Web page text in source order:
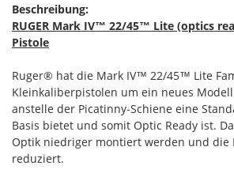
Beschreibung:
RUGER Mark IV™ 22/45™ Lite (optics
Pistole
Ruger® hat die Mark IV™ 22/45™ Lite
Kleinkaliberpistolen um ein neues
anstelle der Picatinny-Schiene eine
Basis bietet und somit Optic Ready ist.
Optik niedriger montiert werden und die
reduziert.